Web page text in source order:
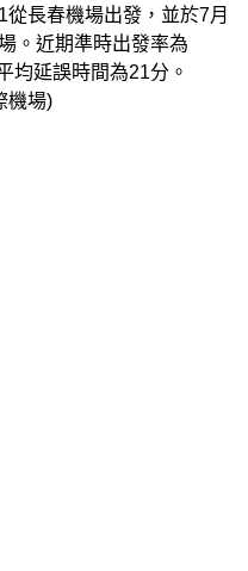
長春機場出發，並於7月
。近期準時出發率為
均延誤時間為21分。
機場)